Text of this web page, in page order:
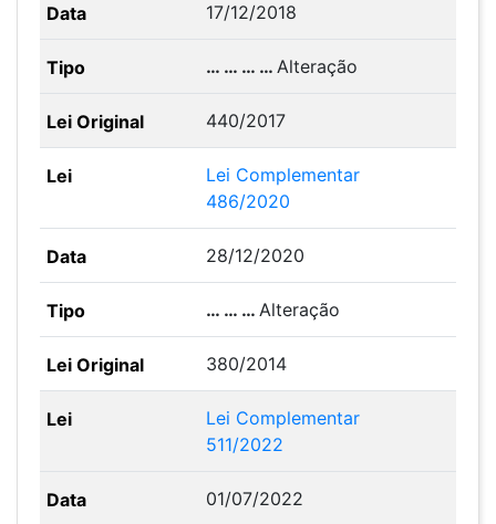
17/12/2018
… … … …Alteração
440/2017
Lei Complementar
486/2020
28/12/2020
… … …Alteração
380/2014
Lei Complementar
511/2022
01/07/2022